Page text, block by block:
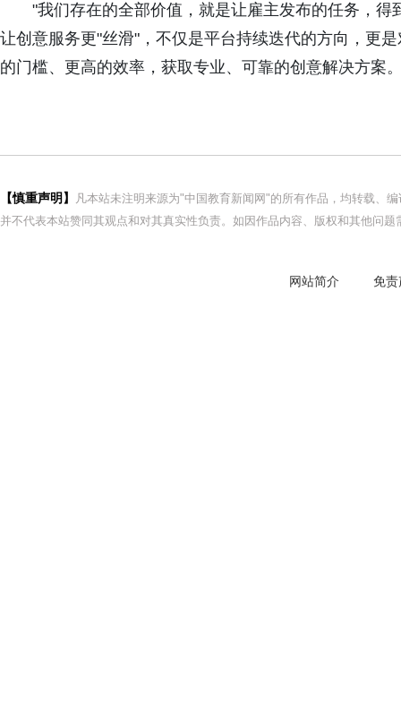
"我们存在的全部价值，就是让雇主发布的任务，
让创意服务更"丝滑"，不仅是平台持续迭代的方向，更
的门槛、更高的效率，获取专业、可靠的创意解决方案
【慎重声明】
凡本站未注明来源为"中国教育新闻网"的所有作品，均转载、
并不代表本站赞同其观点和对其真实性负责。如因作品内容、版权和其他问
网站简介 免责